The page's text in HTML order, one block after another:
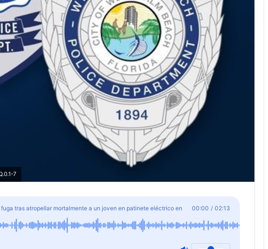
7
tras atropellar mortalmente a un joven en patinete eléctrico en
00:00 / 02:13